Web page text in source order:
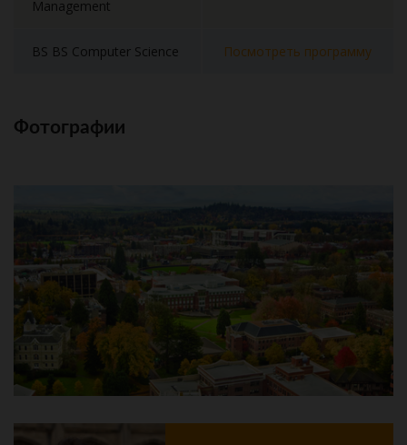
Management
BS BS Computer Science Посмотреть программу
Фотографии